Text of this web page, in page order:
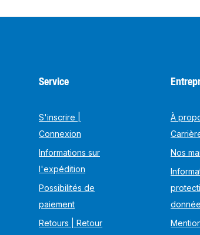
Service
S'inscrire |
Connexion
Informations sur
l'expédition
Possibilités de
paiement
Retours | Retour
À
Nos